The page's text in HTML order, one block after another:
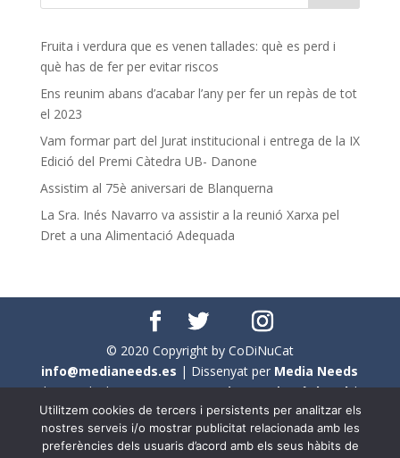
Fruita i verdura que es venen tallades: què es perd i
què has de fer per evitar riscos
Ens reunim abans d’acabar l’any per fer un repàs de tot
el 2023
Vam formar part del Jurat institucional i entrega de la IX
Edició del Premi Càtedra UB- Danone
Assistim al 75è aniversari de Blanquerna
La Sra. Inés Navarro va assistir a la reunió Xarxa pel
Dret a una Alimentació Adequada
© 2020 Copyright by CoDiNuCat
info@medianeeds.es | Dissenyat per Media Needs
| Tots els drets reservats aCoDiNuCat |Avís legal|
Avís per cookies
En aquest web s'ha tingut en compte l'ús no sexista del
Utilitzem cookies de tercers i persistents per analitzar els
nostres serveis i/o mostrar publicitat relacionada amb les
preferències dels usuaris d’acord amb els seus hàbits de